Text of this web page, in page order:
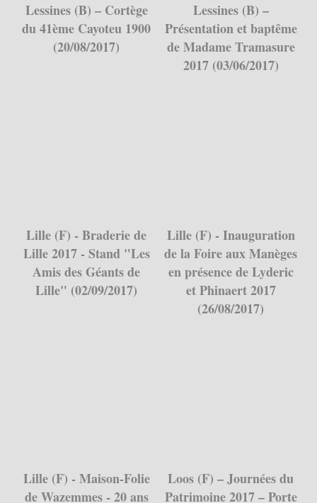
Lessines (B) – Cortège
du 41ème Cayoteu 1900
(20/08/2017)
Lessines (B) –
Présentation et baptême
de Madame Tramasure
2017 (03/06/2017)
Lille (F) - Braderie de
Lille 2017 - Stand "Les
Amis des Géants de
Lille" (02/09/2017)
Lille (F) - Inauguration
de la Foire aux Manèges
en présence de Lyderic
et Phinaert 2017
(26/08/2017)
Lille (F) - Maison-Folie
de Wazemmes - 20 ans
Loos (F) – Journées du
Patrimoine 2017 – Porte